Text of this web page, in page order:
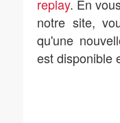
replay. En
notre site,
qu'une
est disponible